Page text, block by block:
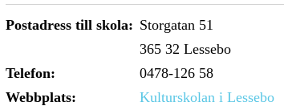
Postadress till skola: Storgatan 51
365 32 Lessebo
Telefon:
0478-126 58
Webbplats:
Kulturskolan i Lessebo